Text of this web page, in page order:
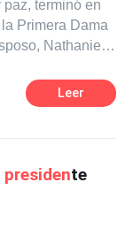
terminó en
Primera Dama
Nathaniel
a Anastasia a
y cruda.
que esta
contra su
indefenso,
Leer
presidente